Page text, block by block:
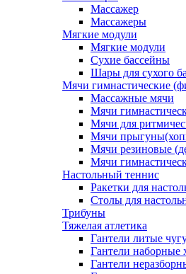
Массажер
Массажеры
Мягкие модули
Мягкие модули
Сухие бассейны
Шары для сухого
Мячи гимнастические
Массажные мячи
Мячи
Мячи для
Мячи
Мячи резиновые
Мячи
Настольный теннис
Ракетки для
Столы для
Трибуны
Тяжелая атлетика
Гантели литые
Гантели наборные
Гантели